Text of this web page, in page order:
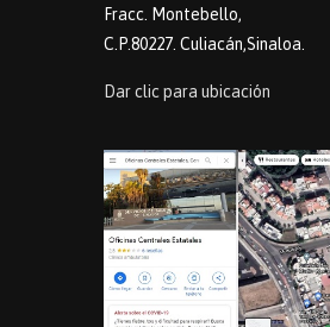
Fracc. Montebello,
C.P.80227. Culiacán,Sinaloa.
Dar clic para ubicación